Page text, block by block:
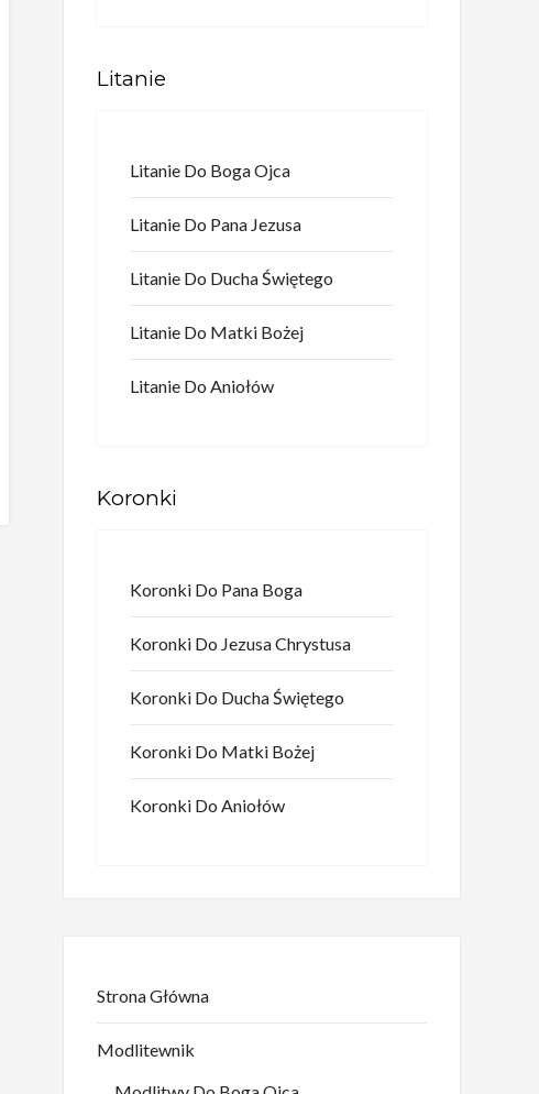
Litanie
Litanie Do Boga Ojca
Litanie Do Pana Jezusa
Litanie Do Ducha Świętego
Litanie Do Matki Bożej
Litanie Do Aniołów
Koronki
Koronki Do Pana Boga
Koronki Do Jezusa Chrystusa
Koronki Do Ducha Świętego
Koronki Do Matki Bożej
Koronki Do Aniołów
Strona Główna
Modlitewnik